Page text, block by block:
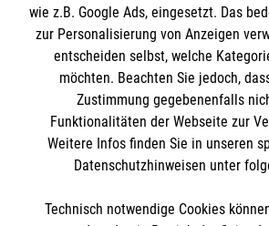
Unsere Kurse
Notfallsanitäter
Rettungssanitäter
Freiwilligendienst
Forschung & Internationale
Informationen
Kontakt
Datenschutz
Malteser online
Malteser in Deutschland
wie z.B. Google Ads, eingesetzt. Das
zur Personalisierung von Anzeigen
entscheiden selbst, welche
möchten. Beachten Sie jedoch,
Zustimmung gegebenenfalls
Funktionalitäten der Webseite zur
Weitere Infos finden Sie in unseren
Datenschutzhinweisen unter
Technisch notwendige Cookies